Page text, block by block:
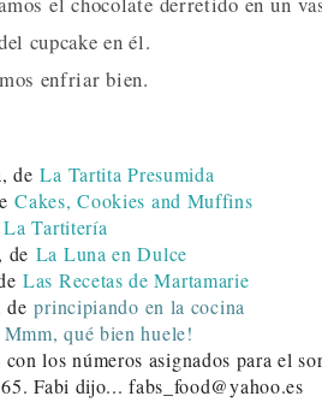
cupcake en él.
enfriar bien.
deLa Tartita Presumida
Cakes, Cookies and Muffins
La Tartitería
de La Luna en Dulce
Las Recetas de Martamarie
de principiando en la cocina
Mmm, qué bien huele!
los números asignados para el
Fabi dijo... fabs_food@yahoo.es